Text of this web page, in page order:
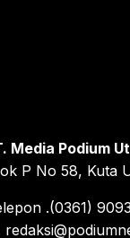
Media Podium
P No 58, Kuta
.(0361)